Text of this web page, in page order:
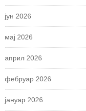
јун 2026
мај 2026
април 2026
фебруар 2026
јануар 2026